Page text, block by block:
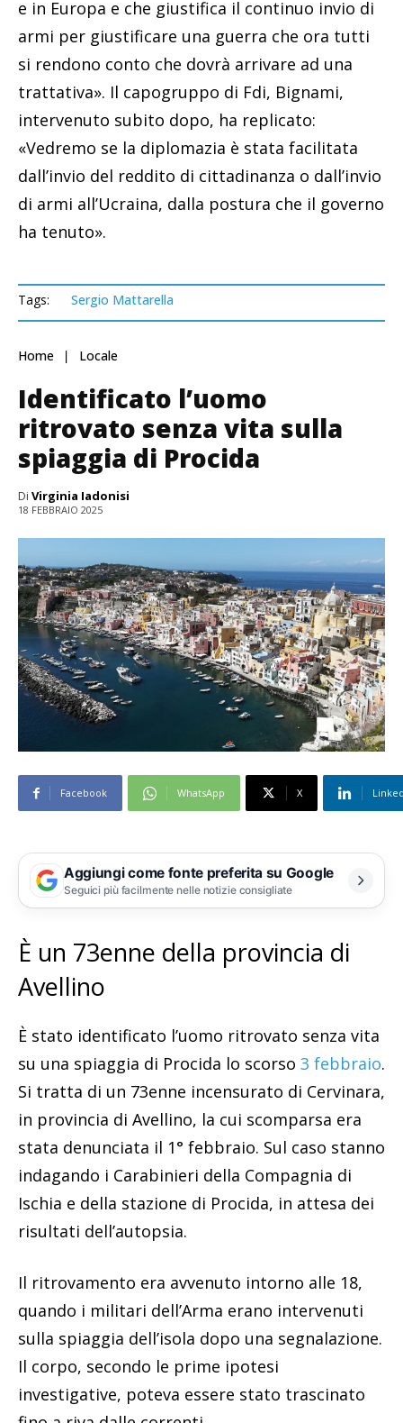
e in Europa e che giustifica il continuo invio di
armi per giustificare una guerra che ora tutti
si rendono conto che dovrà arrivare ad una
trattativa». Il capogruppo di Fdi, Bignami,
intervenuto subito dopo, ha replicato:
«Vedremo se la diplomazia è stata facilitata
dall’invio del reddito di cittadinanza o dall’invio
di armi all’Ucraina, dalla postura che il governo
ha tenuto».
Tags: Sergio Mattarella
Home Locale
Identificato l’uomo
ritrovato senza vita sulla
spiaggia di Procida
Di Virginia Iadonisi
18 FEBBRAIO 2025
Facebook WhatsApp X
Aggiungi come fonte preferita su Google
Seguici più facilmente nelle notizie consigliate
È un 73enne della provincia di
Avellino
È stato identificato l’uomo ritrovato senza vita
su una spiaggia di Procida lo scorso 3 febbraio.
Si tratta di un 73enne incensurato di Cervinara,
in provincia di Avellino, la cui scomparsa era
stata denunciata il 1° febbraio. Sul caso stanno
indagando i Carabinieri della Compagnia di
Ischia e della stazione di Procida, in attesa dei
risultati dell’autopsia.
Il ritrovamento era avvenuto intorno alle 18,
quando i militari dell’Arma erano intervenuti
sulla spiaggia dell’isola dopo una segnalazione.
Il corpo, secondo le prime ipotesi
investigative, poteva essere stato trascinato